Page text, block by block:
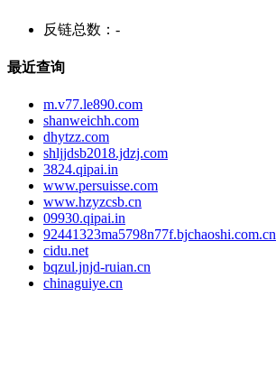
反链总数： -
最近查询
m.v77.le890.com
shanweichh.com
dhytzz.com
shljjdsb2018.jdzj.com
3824.qipai.in
www.persuisse.com
www.hzyzcsb.cn
09930.qipai.in
92441323ma5798n77f.bjchaoshi.com.cn
cidu.net
bqzul.jnjd-ruian.cn
chinaguiye.cn